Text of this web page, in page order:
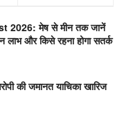
मेष से मीन तक जानें
और किसे रहना होगा सतर्क
की जमानत याचिका खारिज